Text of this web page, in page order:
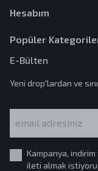
Hesabım
Popüler
E-Bülten
Yeni drop'lardan ve
Kampanya,
ileti almak